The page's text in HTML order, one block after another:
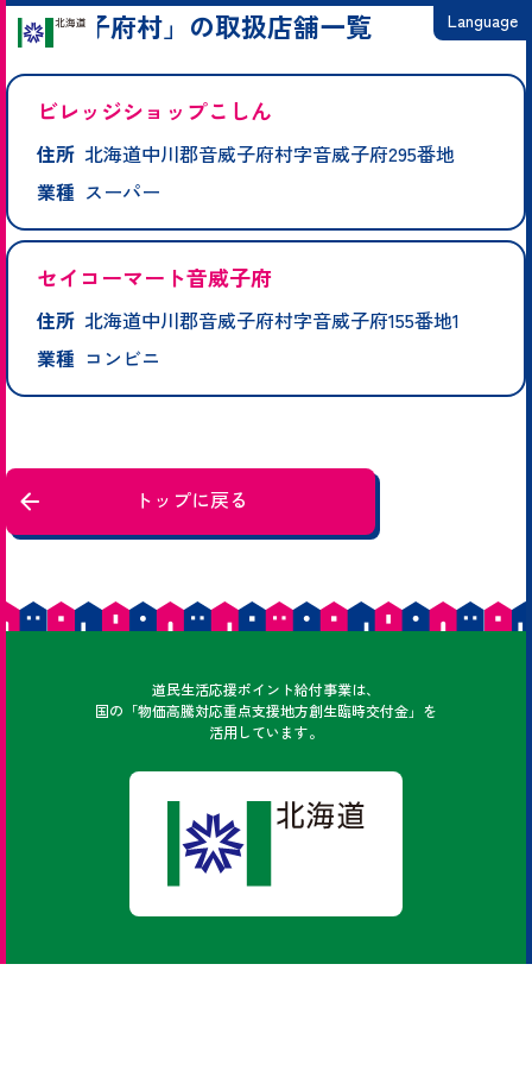
Language
繁體中文
한국어
「音威子府村」の取扱店舗一覧
ビレッジショップこしん
住所 北海道中川郡音威子府村字音威子府295番地
業種 スーパー
セイコーマート音威子府
住所 北海道中川郡音威子府村字音威子府155番地1
業種 コンビニ
トップに戻る
道民どうみん
生活応援ポイント給付事業は、
国の「物価高騰対応重点支援地方創生臨時交付金」を
活用しています。